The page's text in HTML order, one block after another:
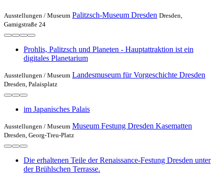
Ausstellungen / Museum Palitzsch-Museum Dresden Dresden,
Gamigstraße 24
Prohlis, Palitzsch und Planeten - Hauptattraktion ist ein
digitales Planetarium
Ausstellungen / Museum Landesmuseum für Vorgeschichte Dresden
Dresden, Palaisplatz
im Japanisches Palais
Ausstellungen / Museum Museum Festung Dresden Kasematten
Dresden, Georg-Treu-Platz
Die erhaltenen Teile der Renaissance-Festung Dresden unter
der Brühlschen Terrasse.